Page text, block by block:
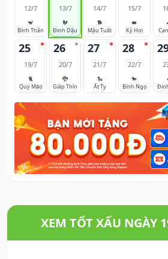
12/7
🐒
Bính Thân
13/7
🐓
Đinh Dậu
14/7
🐕
Mậu Tuất
15/7
🐖
Kỷ Hợi
25
19/7
🐈
Quý Mão
26
20/7
🐉
Giáp Thìn
27
21/7
🐍
Ất Tỵ
28
22/7
🐎
Bính Ngọ
XEM TỐT XẤU NGÀY